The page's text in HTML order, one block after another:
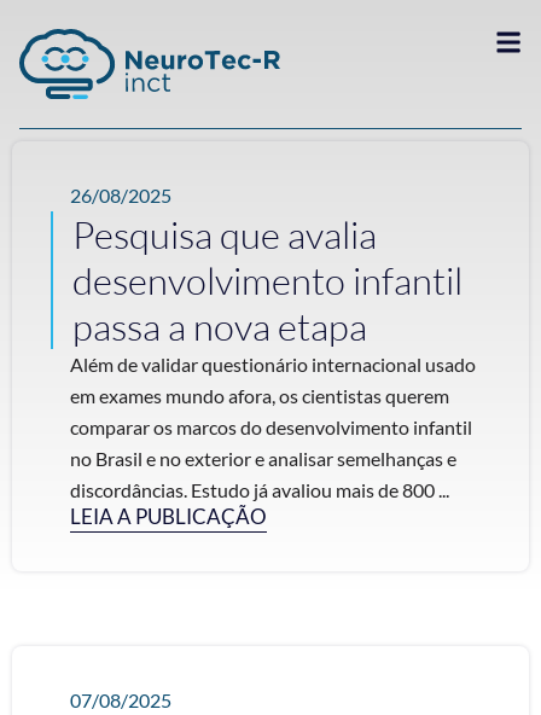
26/08/2025
Pesquisa que avalia
desenvolvimento infantil
passa a nova etapa
Além de validar questionário internacional usado
em exames mundo afora, os cientistas querem
comparar os marcos do desenvolvimento infantil
no Brasil e no exterior e analisar semelhanças e
discordâncias. Estudo já avaliou mais de 800 ...
LEIA A PUBLICAÇÃO
07/08/2025